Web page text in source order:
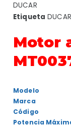
DUCAR
Etiqueta DUCAR
Motor
Modelo
Marca
Código
Potencia